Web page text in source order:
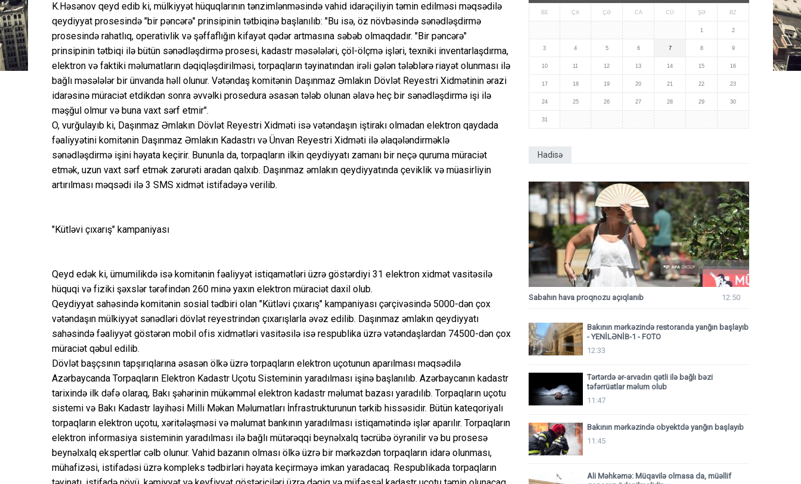
K.Həsənov qeyd edib ki, mülkiyyət hüquqlarının tənzimlənməsində vahid idarəçiliyin təmin edilməsi məqsədilə
qeydiyyat prosesində "bir pəncərə" prinsipinin tətbiqinə başlanılıb: "Bu isə, öz növbəsində sənədləşdirmə
prosesində rahatlıq, operativlik və şəffaflığın kifayət qədər artmasına səbəb olmaqdadır. "Bir pəncərə"
prinsipinin tətbiqi ilə bütün sənədləşdirmə prosesi, kadastr məsələləri, çöl-ölçmə işləri, texniki inventarlaşdırma,
elektron və faktiki məlumatların dəqiqləşdirilməsi, torpaqların təyinatından irəli gələn tələblərə riayət olunması ilə
bağlı məsələlər bir ünvanda həll olunur. Vətəndaş komitənin Daşınmaz Əmlakın Dövlət Reyestri Xidmətinin ərazi
idarəsinə müraciət etdikdən sonra əvvəlki prosedura əsasən tələb olunan əlavə heç bir sənədləşdirmə işi ilə
məşğul olmur və buna vaxt sərf etmir".
O, vurğulayıb ki, Daşınmaz Əmlakın Dövlət Reyestri Xidməti isə vətəndaşın iştirakı olmadan elektron qaydada
fəaliyyətini komitənin Daşınmaz Əmlakın Kadastrı və Ünvan Reyestri Xidməti ilə əlaqələndirməklə
sənədləşdirmə işini həyata keçirir. Bununla da, torpaqların ilkin qeydiyyatı zamanı bir neçə quruma müraciət
etmək, uzun vaxt sərf etmək zərurəti aradan qalxıb. Daşınmaz əmlakın qeydiyyatında çeviklik və müasirliyin
artırılması məqsədi ilə 3 SMS xidmət istifadəyə verilib.
"Kütləvi çıxarış" kampaniyası
Qeyd edək ki, ümumilikdə isə komitənin fəaliyyət istiqamətləri üzrə göstərdiyi 31 elektron xidmət vasitəsilə
hüquqi və fiziki şəxslər tərəfindən 260 minə yaxın elektron müraciət daxil olub.
Qeydiyyat sahəsində komitənin sosial tədbiri olan "Kütləvi çıxarış" kampaniyası çərçivəsində 5000-dən çox
vətəndaşın mülkiyyət sənədləri dövlət reyestrindən çıxarışlarla əvəz edilib. Daşınmaz əmlakın qeydiyyatı
sahəsində fəaliyyət göstərən mobil ofis xidmətləri vasitəsilə isə respublika üzrə vətəndaşlardan 74500-dən çox
müraciət qəbul edilib.
Dövlət başçsının tapşırıqlarına əsasən ölkə üzrə torpaqların elektron uçotunun aparılması məqsədilə
Azərbaycanda Torpaqların Elektron Kadastr Uçotu Sisteminin yaradılması işinə başlanılıb. Azərbaycanın kadastr
tarixində ilk dəfə olaraq, Bakı şəhərinin mükəmməl elektron kadastr məlumat bazası yaradılıb. Torpaqların uçotu
sistemi və Bakı Kadastr layihəsi Milli Məkan Məlumatları İnfrastrukturunun tərkib hissəsidir. Bütün kateqoriyalı
torpaqların elektron uçotu, xəritələşməsi və məlumat bankının yaradılması istiqamətində işlər aparılır. Torpaqların
elektron informasiya sisteminin yaradılması ilə bağlı mütərəqqi beynəlxalq təcrübə öyrənilir və bu prosesə
beynəlxalq ekspertlər cəlb olunur. Vahid bazanın olması ölkə üzrə bir mərkəzdən torpaqların idarə olunması,
mühafizəsi, istifadəsi üzrə kompleks tədbirləri həyata keçirməyə imkan yaradacaq. Respublikada torpaqların
BE ÇA ÇƏ CA CÜ ŞƏ BZ
1 2
3 4 5 6 7 8 9
10 11 12 13 14 15 16
17 18 19 20 21 22 23
24 25 26 27 28 29 30
31
Hadisə
Sabahın hava proqnozu açıqlanıb 12:50
Bakının mərkəzində restoranda yanğın başlayıb
- YENİLƏNİB-1 - FOTO
12:33
Tərtərdə ər-arvadın qətli ilə bağlı bəzi
təfərrüatlar məlum olub
11:47
Bakının mərkəzində obyektdə yanğın başlayıb
11:45
Ali Məhkəmə: Müqavilə olmasa da, müəllif